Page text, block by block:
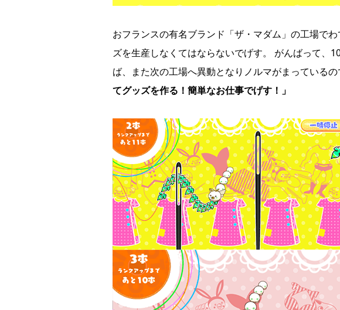
おフランスの有名ブランド「ザ・マダム」の工場で
ズを生産しなくてはならないでげす。 がんばって、
ば、また次の工場へ異動となりノルマがまっているの
てグッズを作る！簡単なお仕事でげす！」